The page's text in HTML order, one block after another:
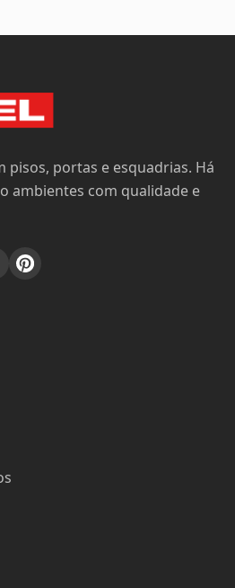
pisos, portas e esquadrias. Há
ambientes com qualidade e